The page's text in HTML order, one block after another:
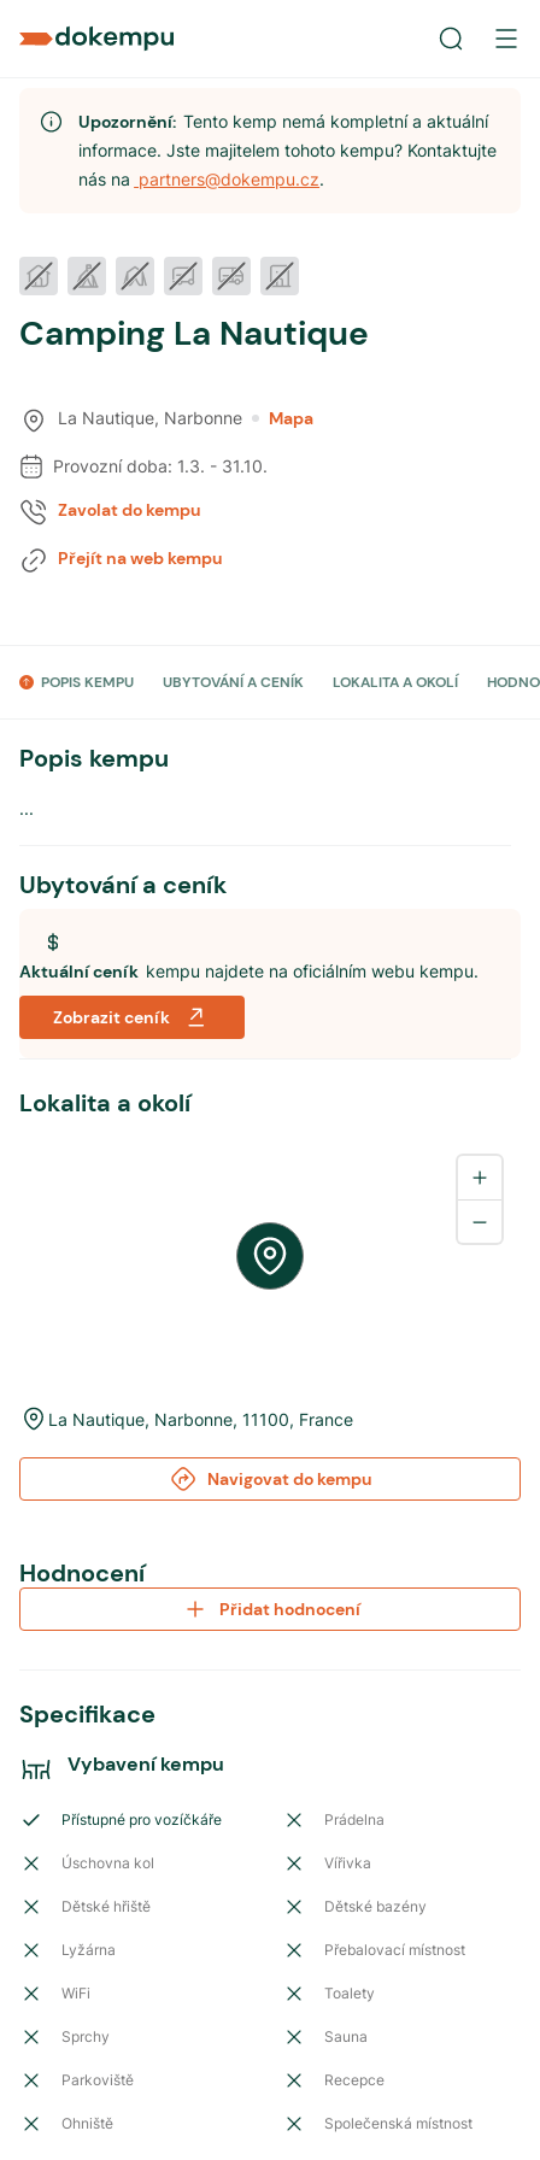
Upozornění:Tento kemp nemá kompletní a aktuální
informace. Jste majitelem tohoto kempu? Kontaktujte
nás na partners@dokempu.cz.
Camping La Nautique
La Nautique, Narbonne Mapa
Provozní doba: 1.3. - 31.10.
Zavolat do kempu
Přejít na web kempu
POPIS KEMPU UBYTOVÁNÍ A CENÍK LOKALITA A OKOLÍ
Popis kempu
...
Ubytování a ceník
Aktuální ceník kempu najdete na oficiálním webu kempu.
Zobrazit ceník
Lokalita a okolí
La Nautique, Narbonne, 11100, France
Navigovat do kempu
Hodnocení
Přidat hodnocení
Specifikace
Vybavení kempu
Přístupné pro vozíčkáře Prádelna
Úschovna kol Vířivka
Dětské hřiště Dětské bazény
Lyžárna Přebalovací místnost
WiFi Toalety
Sprchy Sauna
Parkoviště Recepce
Ohniště Společenská místnost